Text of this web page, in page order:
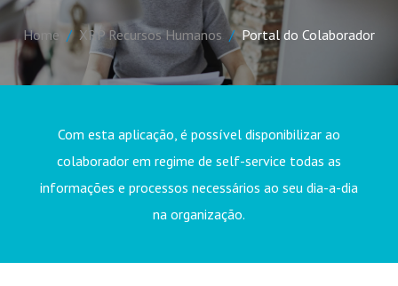
Home XRP Recursos Humanos Portal do Colaborador
Com esta aplicação, é possível disponibilizar ao
colaborador em regime de self-service todas as
informações e processos necessários ao seu dia-a-dia
na organização.